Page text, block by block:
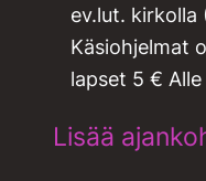
ev.lut. kirkolla
Käsiohjelmat
lapset 5 €
Lisää